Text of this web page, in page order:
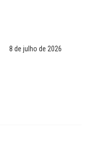
8 de julho de 2026